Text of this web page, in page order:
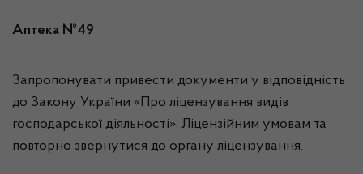
Аптека №49
Запропонувати привести документи у відповідність
до Закону України «Про ліцензування видів
господарської діяльності», Ліцензійним умовам та
повторно звернутися до органу ліцензування.